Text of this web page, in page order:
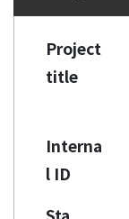
Project
title
Interna
l ID